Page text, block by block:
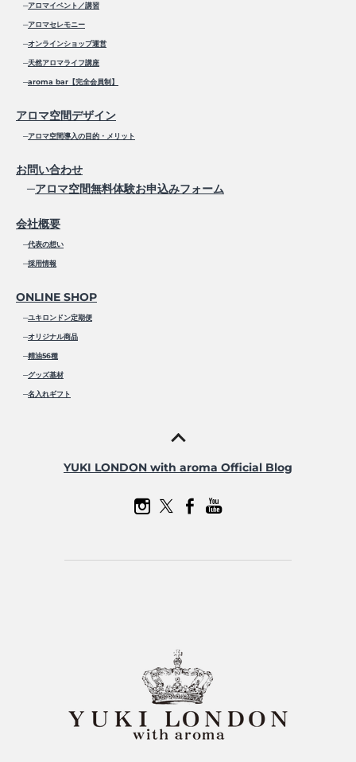
─アロマイベント／講習
─アロマセレモニー
─オンラインショップ運営
─天然アロマライフ講座
─aroma bar【完全会員制】
アロマ空間デザイン
─アロマ空間導入の目的・メリット
お問い合わせ
─アロマ空間無料体験お申込みフォーム
会社概要
─代表の想い
─採用情報
ONLINE SHOP
─ユキロンドン定期便
─オリジナル商品
─精油56種
─グッズ基材
─名入れギフト
YUKI LONDON with aroma Official Blog